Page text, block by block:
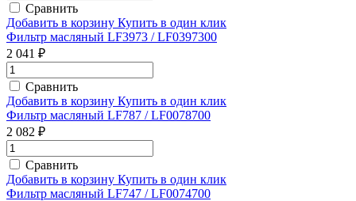
Сравнить
Добавить в корзину Купить в один клик
Фильтр масляный LF3973 / LF0397300
2 041 ₽
Сравнить
Добавить в корзину Купить в один клик
Фильтр масляный LF787 / LF0078700
2 082 ₽
Сравнить
Добавить в корзину Купить в один клик
Фильтр масляный LF747 / LF0074700